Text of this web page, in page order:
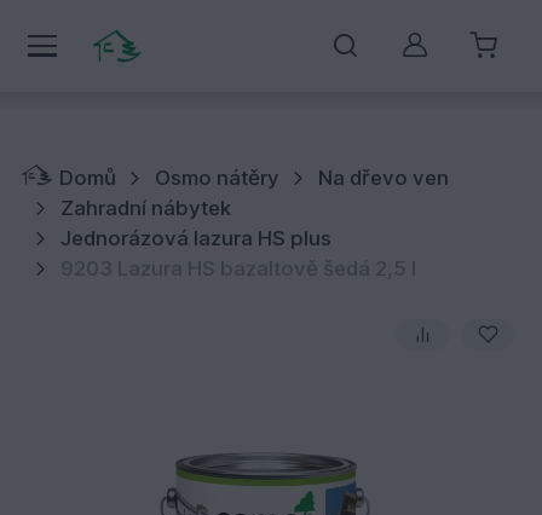
Můj účet
Domů Osmo nátěry
Na dřevo ven
Zahradní nábytek
Jednorázová lazura HS plus
9203 Lazura HS bazaltově šedá 2,5 l